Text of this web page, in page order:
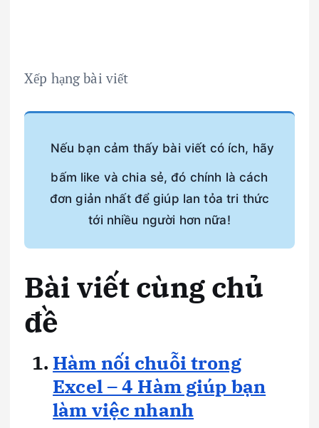
Xếp hạng bài viết
Nếu bạn cảm thấy bài viết có ích, hãy
bấm like và chia sẻ, đó chính là cách
đơn giản nhất để giúp lan tỏa tri thức
tới nhiều người hơn nữa!
Bài viết cùng chủ
đề
Hàm nối chuỗi trong
Excel – 4 Hàm giúp bạn
làm việc nhanh